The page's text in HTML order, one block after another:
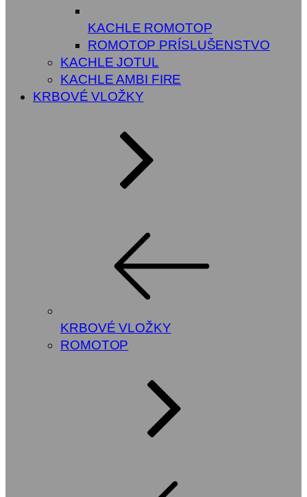
KACHLE ROMOTOP
ROMOTOP PRÍSLUŠENSTVO
KACHLE JOTUL
KACHLE AMBI FIRE
KRBOVÉ VLOŽKY
KRBOVÉ VLOŽKY
ROMOTOP